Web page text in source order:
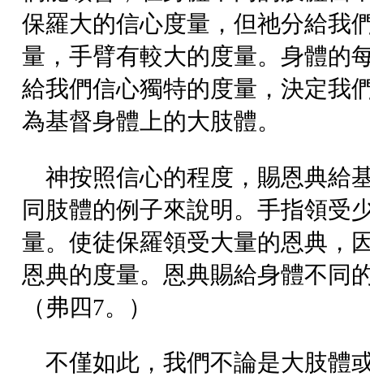
保羅大的信心度量，但祂分給我
量，手臂有較大的度量。身體的
給我們信心獨特的度量，決定我
為基督身體上的大肢體。
神按照信心的程度，賜恩典給
同肢體的例子來說明。手指領受
量。使徒保羅領受大量的恩典，
恩典的度量。恩典賜給身體不同
（弗四7。）
不僅如此，我們不論是大肢體